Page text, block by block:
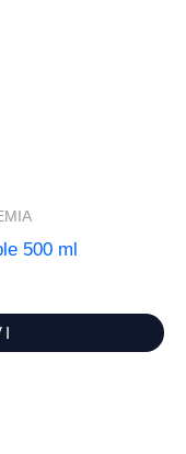
500 ml